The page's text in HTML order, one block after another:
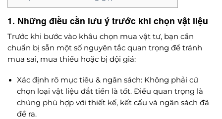
1. Những điều cần lưu ý trước khi chọn vật liệu
Trước khi bước vào khâu chọn mua vật tư, bạn cần
chuẩn bị sẵn một số nguyên tắc quan trọng để tránh
mua sai, mua thiếu hoặc bị đội giá:
Xác định rõ mục tiêu & ngân sách: Không phải cứ
chọn loại vật liệu đắt tiền là tốt. Điều quan trọng là
chúng phù hợp với thiết kế, kết cấu và ngân sách đã
đề ra.